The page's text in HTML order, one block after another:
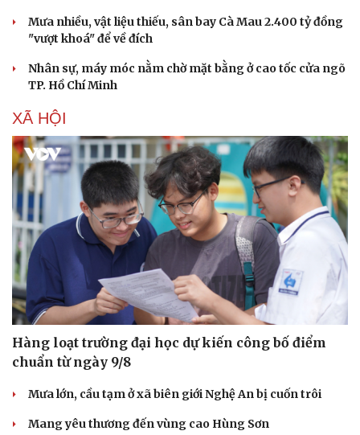
Mưa nhiều, vật liệu thiếu, sân bay Cà Mau 2.400 tỷ đồng
"vượt khoá" để về đích
Nhân sự, máy móc nằm chờ mặt bằng ở cao tốc cửa ngõ
TP. Hồ Chí Minh
XÃ HỘI
Hàng loạt trường đại học dự kiến công bố điểm
chuẩn từ ngày 9/8
Mưa lớn, cầu tạm ở xã biên giới Nghệ An bị cuốn trôi
Mang yêu thương đến vùng cao Hùng Sơn